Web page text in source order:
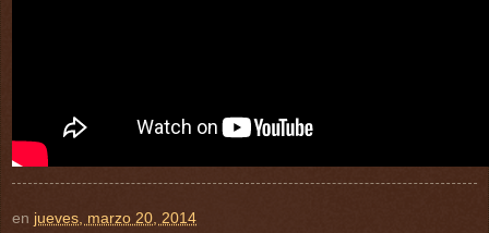
en jueves, marzo 20, 2014